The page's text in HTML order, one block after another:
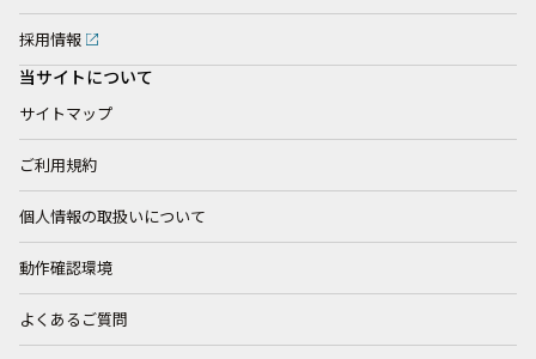
採用情報
当サイトについて
サイトマップ
ご利用規約
個人情報の取扱いについて
動作確認環境
よくあるご質問